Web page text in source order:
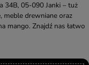
34B, 05-090 Janki – tuż
meble drewniane oraz
mango. Znajdź nas łatwo